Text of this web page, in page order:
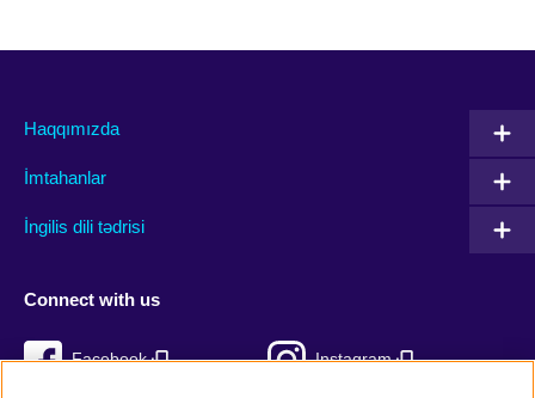
Haqqımızda
İmtahanlar
İngilis dili tədrisi
Connect with us
Facebook Instagram